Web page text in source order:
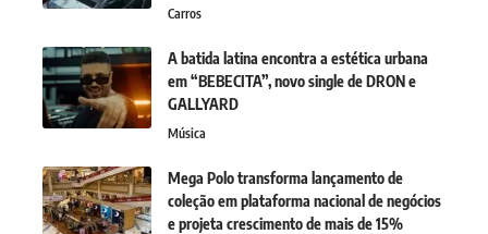
Carros
A batida latina encontra a estética urbana
em “BEBECITA”, novo single de DRON e
GALLYARD
Música
Mega Polo transforma lançamento de
coleção em plataforma nacional de negócios
e projeta crescimento de mais de 15%